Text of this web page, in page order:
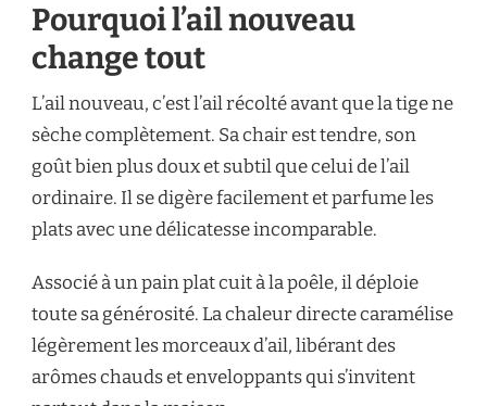
Pourquoi l’ail nouveau
change tout
L’ail nouveau, c’est l’ail récolté avant que la tige ne
sèche complètement. Sa chair est tendre, son
goût bien plus doux et subtil que celui de l’ail
ordinaire. Il se digère facilement et parfume les
plats avec une délicatesse incomparable.
Associé à un pain plat cuit à la poêle, il déploie
toute sa générosité. La chaleur directe caramélise
légèrement les morceaux d’ail, libérant des
arômes chauds et enveloppants qui s’invitent